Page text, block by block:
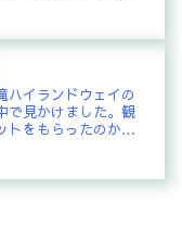
が強い。全体として
んよりしょっぱ...
ハイランドウェイの
で見かけました。観
トをもらったのか、
子で。「キツネなど